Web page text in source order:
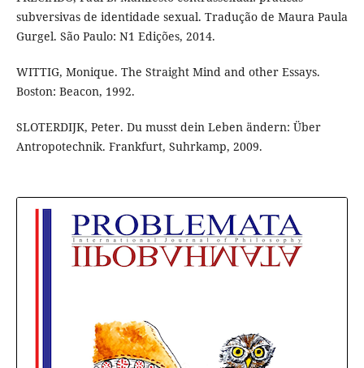
subversivas de identidade sexual. Tradução de Maura Paula
Gurgel. São Paulo: N1 Edições, 2014.
WITTIG, Monique. The Straight Mind and other Essays.
Boston: Beacon, 1992.
SLOTERDIJK, Peter. Du musst dein Leben ändern: Über
Antropotechnik. Frankfurt, Suhrkamp, 2009.